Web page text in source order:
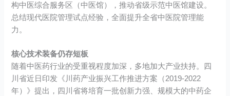
构中医综合服务区（中医馆），推动省级示范中医馆建设。
总结现代医院管理试点经验，全面提升全省中医院管理能
力。
核心技术装备仍存短板
随着中医药行业的受重视程度加深，多地加大产业扶持。四
川省近日印发《川药产业振兴工作推进方案（2019-2022
年）》提出，四川省将培育一批创新力强、规模大的中药企